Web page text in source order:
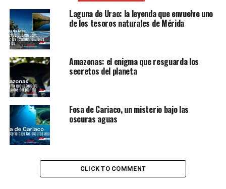
Laguna de Urao: la leyenda que envuelve uno
de los tesoros naturales de Mérida
Amazonas: el enigma que resguarda los
secretos del planeta
Fosa de Cariaco, un misterio bajo las
oscuras aguas
CLICK TO COMMENT